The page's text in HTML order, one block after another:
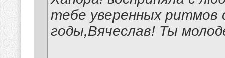
тебе уверенных ритмов
годы,Вячеслав! Ты